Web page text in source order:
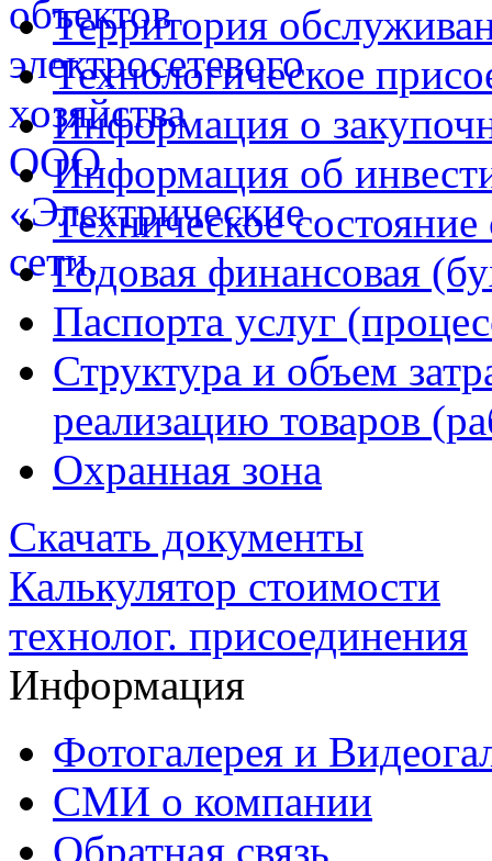
Территория
Технологическое
Информация о
Информация об
Техническое состояние
Годовая финансовая
Паспорта услуг
Структура и объем
реализацию товаров
Охранная зона
Скачать документы
Калькулятор стоимости
технолог. присоединения
Информация
Фотогалерея и
СМИ о компании
Обратная связь